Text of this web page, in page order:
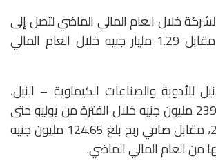
خلال العام المالي الماضي لتصل إلى
2.14 مليار جنيه، مقابل 1.29 مليار جنيه خلال العام المالي
للأدوية والصناعات الكيماوية – النيل،
صافي ربح بلغ 239.06 مليون جنيه خلال الفترة من يوليو حتى
نهاية مارس 2026، مقابل صافي ربح بلغ 124.65 مليون جنيه
من العام المالي الماضي.